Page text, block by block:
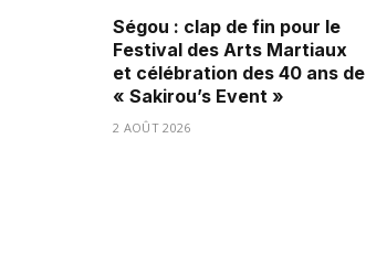
Ségou : clap de fin pour le
Festival des Arts Martiaux
et célébration des 40 ans de
« Sakirou’s Event »
2 AOÛT 2026